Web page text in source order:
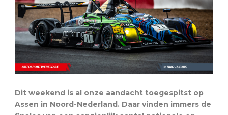
Dit weekend is al onze aandacht toegespitst op
Assen in Noord-Nederland. Daar vinden immers de